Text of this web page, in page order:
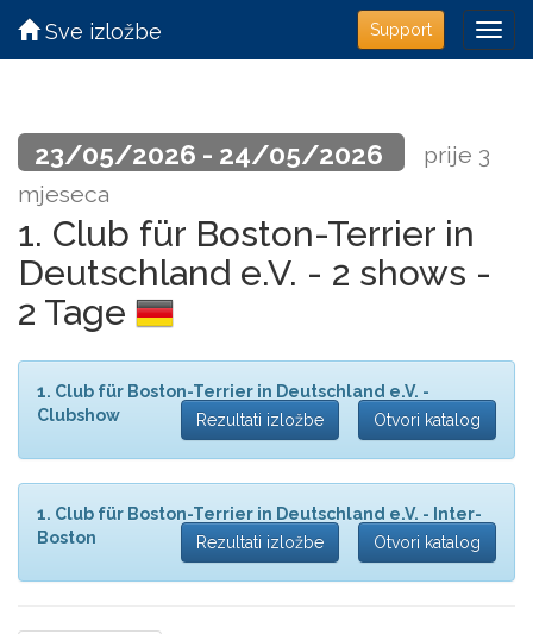
Support
Sve izložbe
23/05/2026 - 24/05/2026
prije 3
mjeseca
1. Club für Boston-Terrier in
Deutschland e.V. - 2 shows -
2 Tage
1. Club für Boston-Terrier in Deutschland e.V. -
Clubshow
Rezultati izložbe Otvori katalog
1. Club für Boston-Terrier in Deutschland e.V. - Inter-
Boston
Rezultati izložbe Otvori katalog